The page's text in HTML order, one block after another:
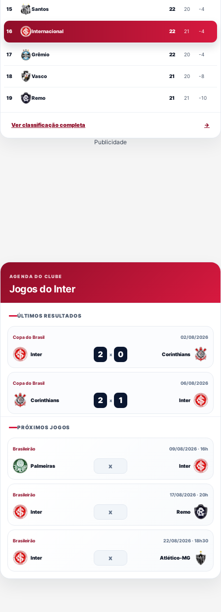
15 Santos 22 20 -4
16 Internacional 22 21 -4
17 Grêmio 22 20 -4
18 Vasco 21 20 -8
19 Remo 21 21 -10
Ver classificação completa →
Publicidade
AGENDA DO CLUBE
Jogos do Inter
ÚLTIMOS RESULTADOS
Copa do Brasil 02/08/2026
Inter 2 x 0 Corinthians
Copa do Brasil 06/08/2026
Corinthians 2 x 1 Inter
PRÓXIMOS JOGOS
Brasileirão 09/08/2026 · 16h
Palmeiras x Inter
Brasileirão 17/08/2026 · 20h
Inter x Remo
Brasileirão 22/08/2026 · 18h30
Inter x Atlético-MG